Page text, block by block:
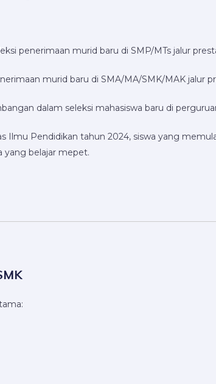
penerimaan murid baru di SMP/MTs jalur
murid baru di SMA/MA/SMK/MAK jalur
dalam seleksi mahasiswa baru di
Ilmu Pendidikan tahun 2024, siswa yang
yang belajar mepet.